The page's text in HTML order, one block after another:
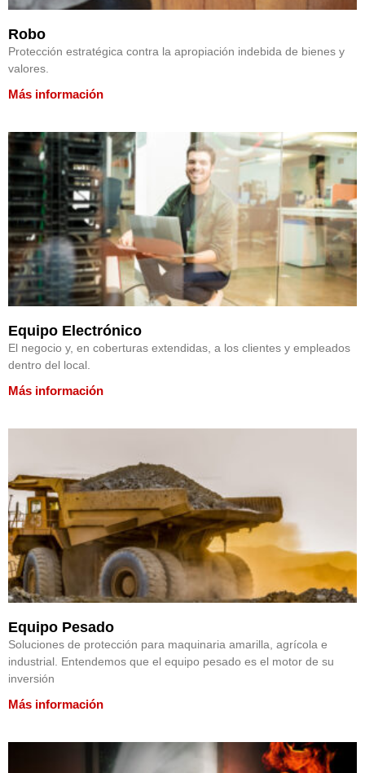
Robo
Protección estratégica contra la apropiación indebida de bienes y
valores.
Más información
Equipo Electrónico
El negocio y, en coberturas extendidas, a los clientes y empleados
dentro del local.
Más información
Equipo Pesado
Soluciones de protección para maquinaria amarilla, agrícola e
industrial. Entendemos que el equipo pesado es el motor de su
inversión
Más información